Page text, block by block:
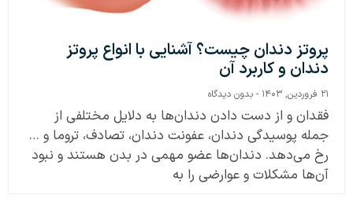
پروتز دندان چیست؟ آشنایی با انواع پروتز
دندان و کاربرد آن
۲۱ فروردین, ۱۴۰۳ بدون دیدگاه
فقدان و از دست دادن دندان‌ها به دلایل مختلفی از
جمله پوسیدگی دندان، عفونت دندان، تصادف، تروما و …
رخ می‌دهد. دندان‌ها عضو مهمی در بدن هستند و نبود
آن‌ها مشکلات و عوارضی را به